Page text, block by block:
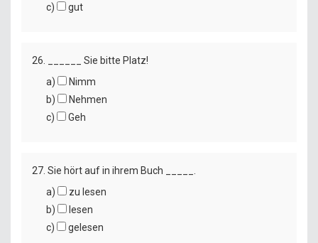
c)
gut
26. ______ Sie bitte Platz!
a)
Nimm
b)
Nehmen
c)
Geh
27. Sie hört auf in ihrem Buch _____.
a)
zu lesen
b)
lesen
c)
gelesen